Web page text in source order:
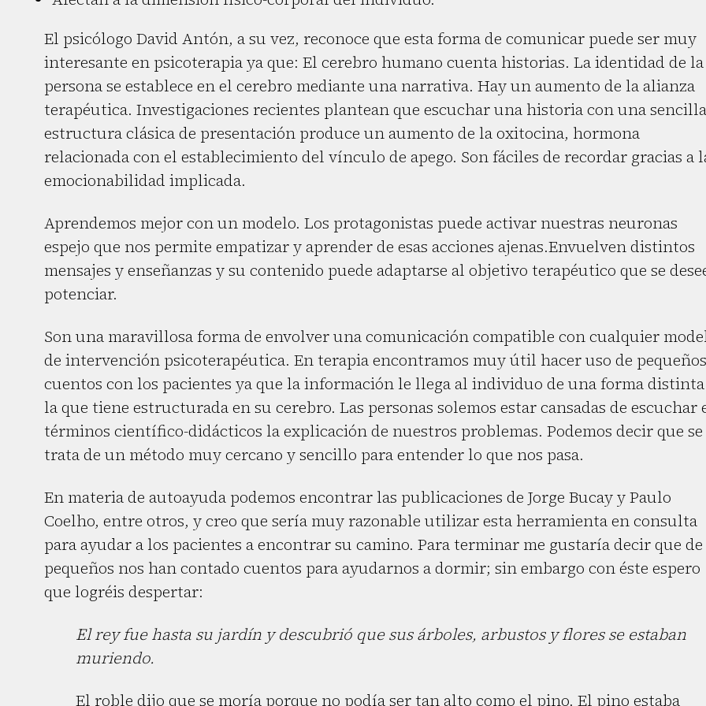
El psicólogo David Antón, a su vez, reconoce que esta forma de comunicar puede ser muy
interesante en psicoterapia ya que: El cerebro humano cuenta historias. La identidad de la
persona se establece en el cerebro mediante una narrativa. Hay un aumento de la alianza
terapéutica. Investigaciones recientes plantean que escuchar una historia con una sencilla
estructura clásica de presentación produce un aumento de la oxitocina, hormona
relacionada con el establecimiento del vínculo de apego. Son fáciles de recordar gracias a
emocionabilidad implicada.
Aprendemos mejor con un modelo. Los protagonistas puede activar nuestras neuronas
espejo que nos permite empatizar y aprender de esas acciones ajenas.Envuelven distintos
mensajes y enseñanzas y su contenido puede adaptarse al objetivo terapéutico que se
potenciar.
Son una maravillosa forma de envolver una comunicación compatible con cualquier
de intervención psicoterapéutica. En terapia encontramos muy útil hacer uso de pequeños
cuentos con los pacientes ya que la información le llega al individuo de una forma
la que tiene estructurada en su cerebro. Las personas solemos estar cansadas de escuchar
términos científico-didácticos la explicación de nuestros problemas. Podemos decir que se
trata de un método muy cercano y sencillo para entender lo que nos pasa.
En materia de autoayuda podemos encontrar las publicaciones de Jorge Bucay y Paulo
Coelho, entre otros, y creo que sería muy razonable utilizar esta herramienta en consulta
para ayudar a los pacientes a encontrar su camino. Para terminar me gustaría decir que de
pequeños nos han contado cuentos para ayudarnos a dormir; sin embargo con éste espero
que logréis despertar:
El rey fue hasta su jardín y descubrió que sus árboles, arbustos y flores se estaban
muriendo.
El roble dijo que se moría porque no podía ser tan alto como el pino. El pino estaba